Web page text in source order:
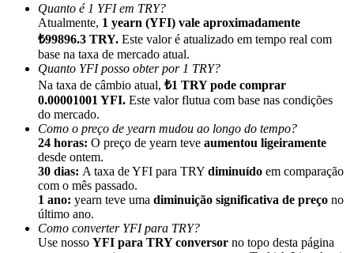
Convide um amigo para receber recompensas em dinheiro
BTC Welcome Rewards
BTC Welcome Rewards
Quanto é 1 YFI em TRY?
Atualmente, 1 yearn (YFI) vale aproximadamente
₺99896.3 TRY. Este valor é atualizado em tempo real com
base na taxa de mercado atual.
Quanto YFI posso obter por 1 TRY?
Na taxa de câmbio atual, ₺1 TRY pode comprar
0.00001001 YFI. Este valor flutua com base nas condições
do mercado.
Como o preço de yearn mudou ao longo do tempo?
24 horas: O preço de yearn teve aumentou ligeiramente
desde ontem.
30 dias: A taxa de YFI para TRY diminuído em comparação
com o mês passado.
1 ano: yearn teve uma diminuição significativa de preço no
último ano.
Como converter YFI para TRY?
Use nosso YFI para TRY conversor no topo desta página